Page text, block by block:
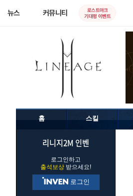
뉴스 커뮤니티
로스트아크
기대평 이벤트
홈 스킬
리니지2M 인벤
로그인하고
출석보상 받으세요!
로그인